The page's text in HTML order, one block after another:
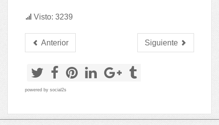
Visto: 3239
Anterior Siguiente
powered by social2s